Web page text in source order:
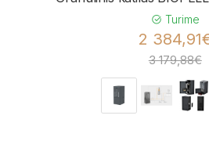
Turime
2
3 179,88€